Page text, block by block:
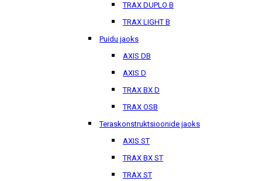
TRAX DUPLO B
TRAX LIGHT B
Puidu jaoks
AXIS DB
AXIS D
TRAX BX D
TRAX OSB
Teraskonstruktsioonide jaoks
AXIS ST
TRAX BX ST
TRAX ST